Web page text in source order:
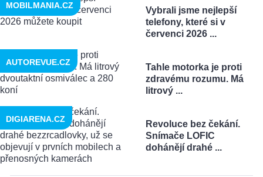
Vybrali jsme nejlepší
telefony, které si v
červenci 2026 ...
MOBILMANIA.CZ
Tahle motorka je proti
zdravému rozumu. Má
litrový ...
AUTOREVUE.CZ
Revoluce bez čekání.
Snímače LOFIC
dohánějí drahé ...
DIGIARENA.CZ